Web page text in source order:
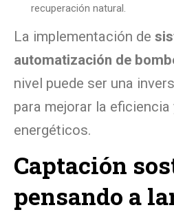
recuperación natural.
La implementación de
automatización de
nivel puede ser una
para mejorar la
energéticos.
Captación
pensando a